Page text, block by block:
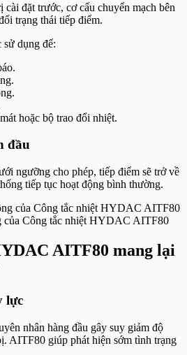
đặt trước, cơ cấu chuyển mạch bên
trạng thái tiếp điểm.
sử dụng để:
hoặc bộ trao đổi nhiệt.
đầu
ngưỡng cho phép, tiếp điểm sẽ trở về
tiếp tục hoạt động bình thường.
của Công tắc nhiệt HYDAC AITF80
AITF80 mang lại
lực
nhân hàng đầu gây suy giảm độ
AITF80 giúp phát hiện sớm tình trạng